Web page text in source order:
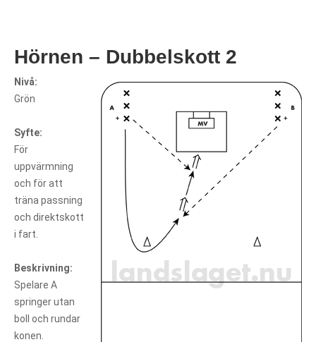
Hörnen – Dubbelskott 2
Nivå:
Grön
Syfte:
För
uppvärmning
och för att
träna passning
och direktskott
i fart.
Beskrivning:
Spelare A
springer utan
boll och rundar
konen.